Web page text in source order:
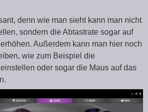
denn wie man sieht kann man nicht
sondern die Abtastrate sogar auf
Außerdem kann man hier noch
wie zum Beispiel die
oder sogar die Maus auf das